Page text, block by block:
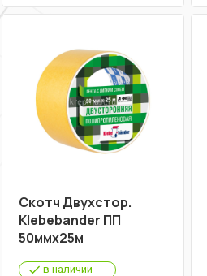
Скотч Двухстор.
Klebebander ПП
50ммх25м
в наличии